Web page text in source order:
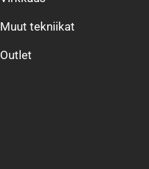
Muut tekniikat
Outlet